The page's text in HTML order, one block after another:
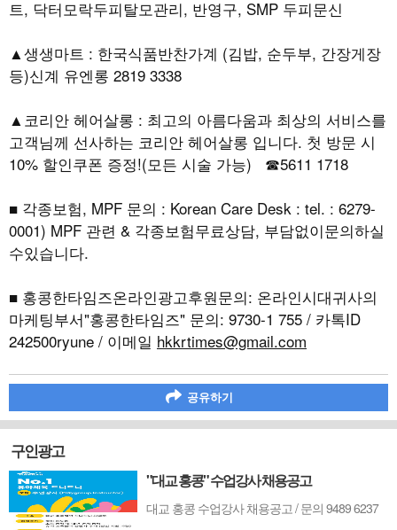
트, 닥터모락두피탈모관리, 반영구, SMP 두피문신
▲생생마트 : 한국식품반찬가계 (김밥, 순두부, 간장게장
등)신계 유엔롱 2819 3338
▲코리안 헤어살롱 : 최고의 아름다움과 최상의 서비스를
고객님께 선사하는 코리안 헤어살롱 입니다. 첫 방문 시
10% 할인쿠폰 증정!(모든 시술 가능) ☎5611 1718
■ 각종보험, MPF 문의 : Korean Care Desk : tel. : 6279-
0001) MPF 관련 & 각종보험무료상담, 부담없이문의하실
수있습니다.
■ 홍콩한타임즈온라인광고후원문의: 온라인시대귀사의
마케팅부서"홍콩한타임즈" 문의: 9730-1 755 / 카톡ID
242500ryune / 이메일 hkkrtimes@gmail.com
공유하기
구인광고
"대교 홍콩" 수업강사 채용공고
대교 홍콩 수업강사 채용공고 / 문의 9489 6237